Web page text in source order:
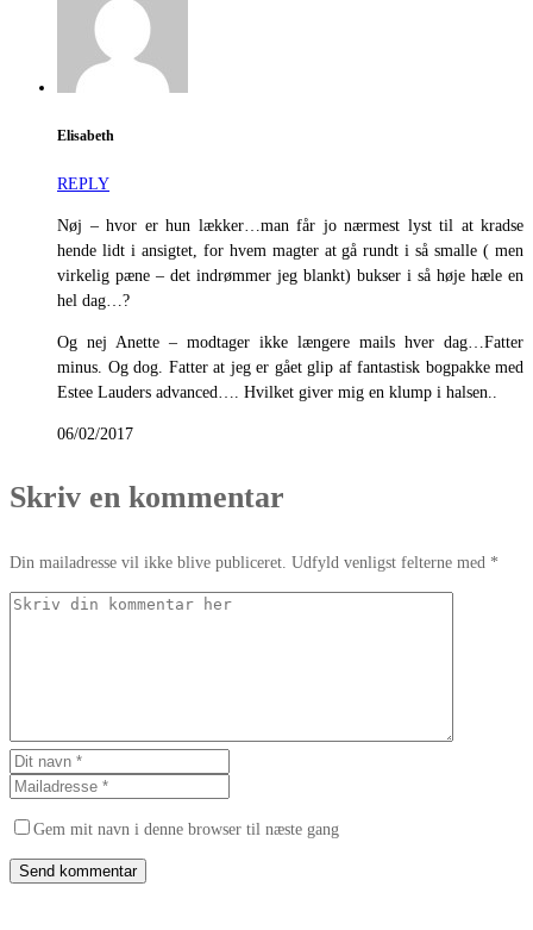
Elisabeth
REPLY
Nøj – hvor er hun lækker…man får jo nærmest lyst til at kradse
hende lidt i ansigtet, for hvem magter at gå rundt i så smalle ( men
virkelig pæne – det indrømmer jeg blankt) bukser i så høje hæle en
hel dag…?
Og nej Anette – modtager ikke længere mails hver dag…Fatter
minus. Og dog. Fatter at jeg er gået glip af fantastisk bogpakke med
Estee Lauders advanced…. Hvilket giver mig en klump i halsen..
06/02/2017
Skriv en kommentar
Din mailadresse vil ikke blive publiceret. Udfyld venligst felterne med *
Gem mit navn i denne browser til næste gang